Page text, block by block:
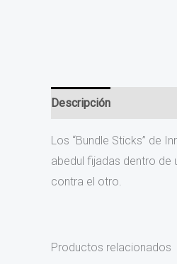
Descripción
Los “Bundle Sticks” de
abedul fijadas dentro de
contra el otro.
Productos relacionados